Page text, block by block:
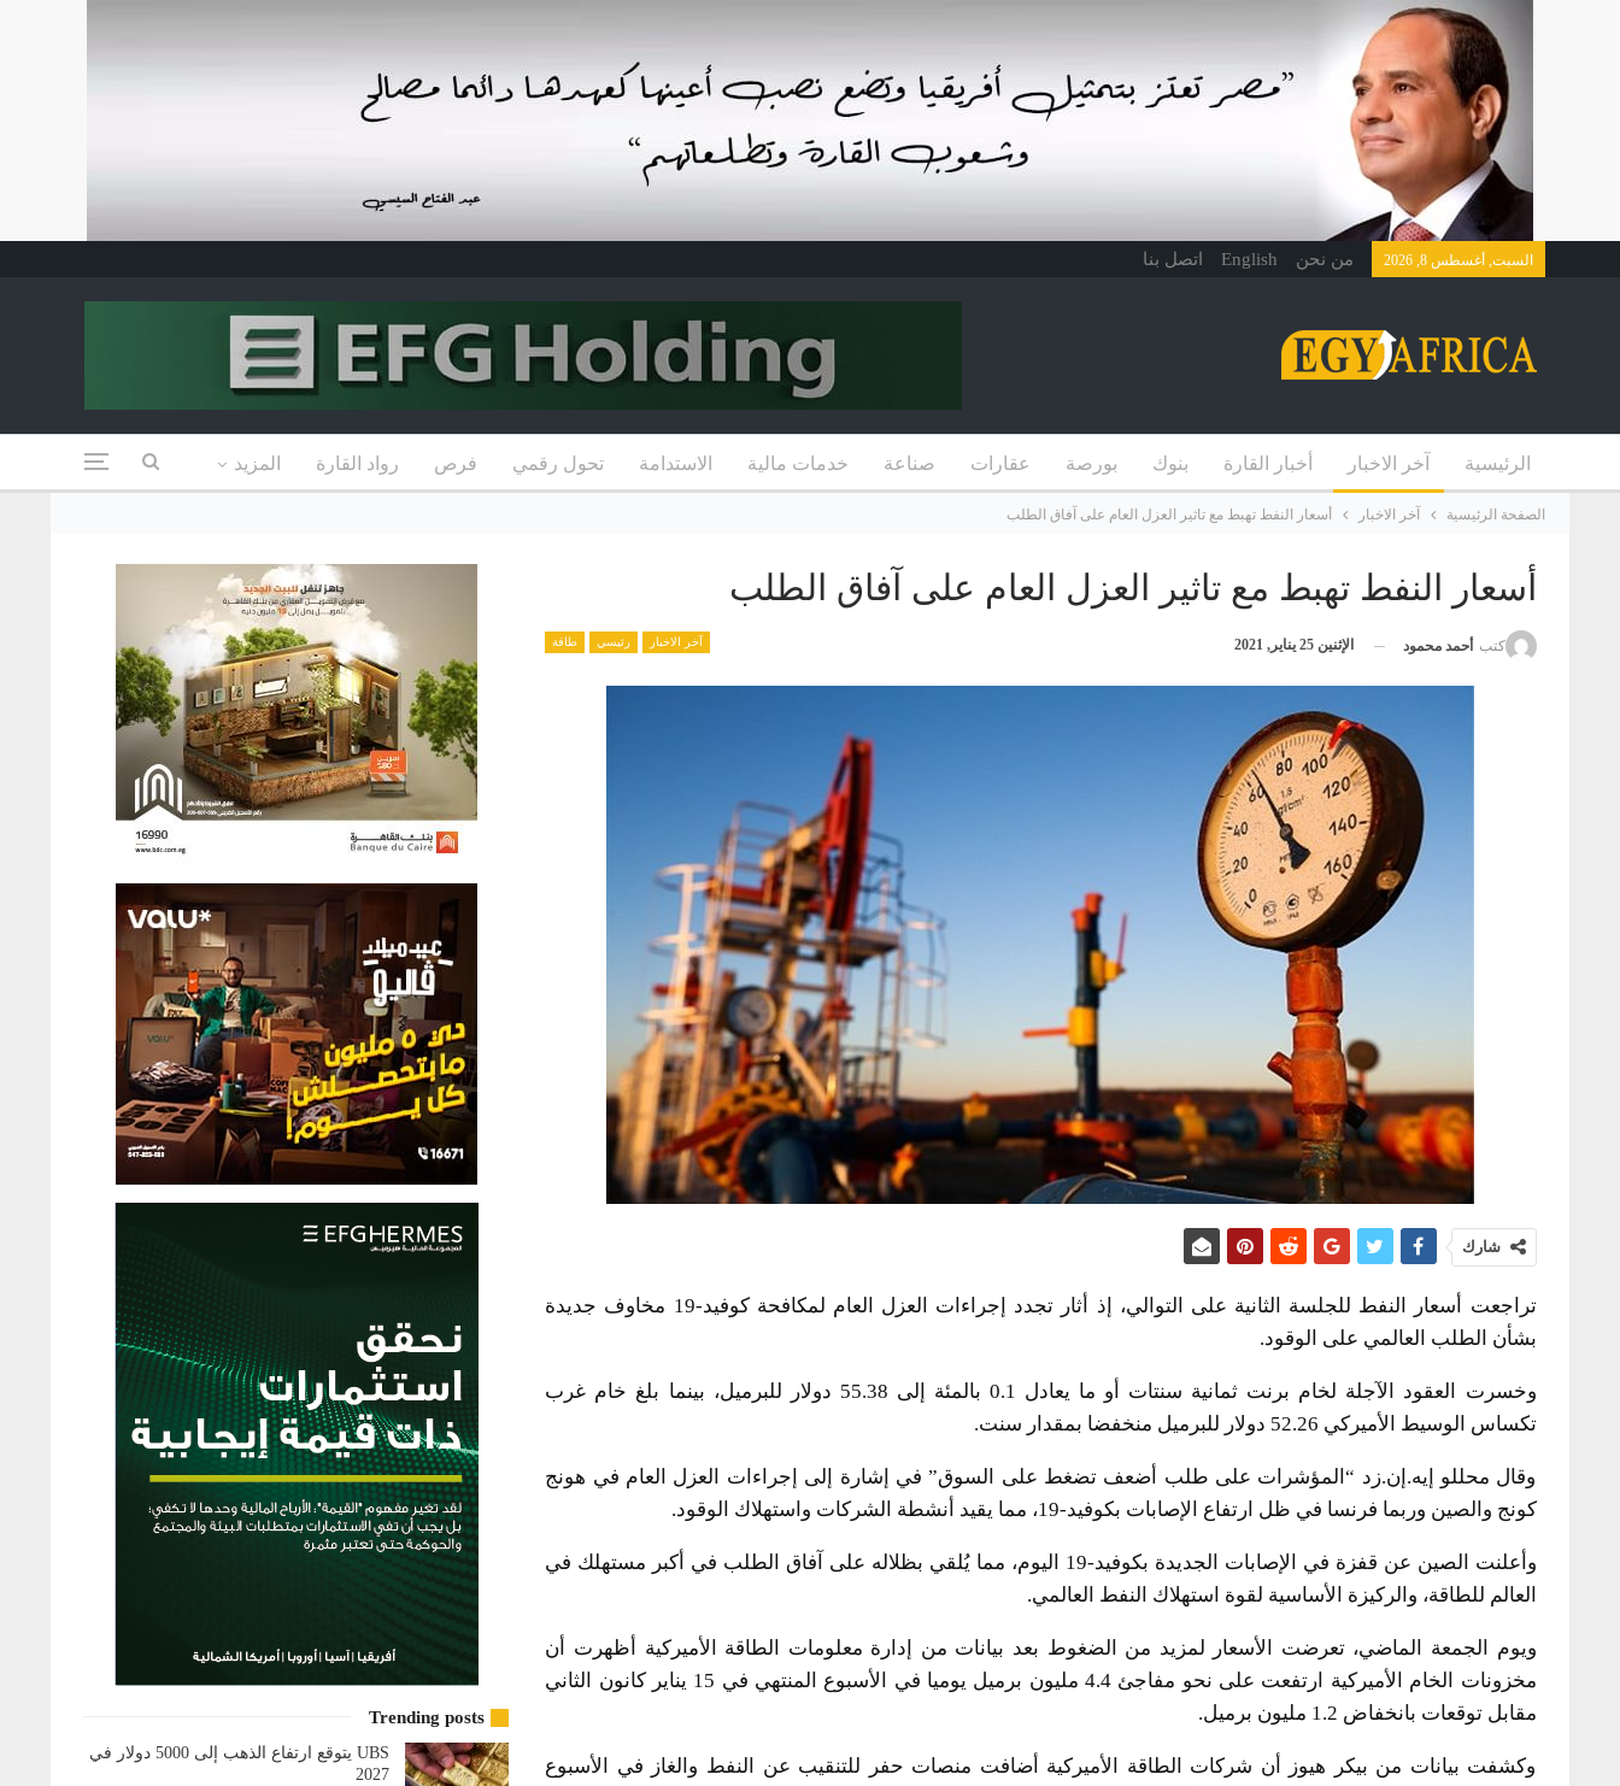
السبت, أغسطس 8, 2026 من نحن English اتصل بنا
الرئيسية آخر الاخبار أخبار القارة بنوك بورصة عقارات صناعة خدمات مالية الاستدامة تحول رقمي فرص رواد القارة المزيد
الصفحة الرئيسية آخر الاخبار أسعار النفط تهبط مع تاثير العزل العام على آفاق الطلب
أسعار النفط تهبط مع تاثير العزل العام على آفاق الطلب
آخر الاخبار رئيسي طاقة كتب أحمد محمود الإثنين 25 يناير, 2021
شارك
تراجعت أسعار النفط للجلسة الثانية على التوالي، إذ أثار تجدد إجراءات العزل العام لمكافحة كوفيد-19 مخاوف جديدة
بشأن الطلب العالمي على الوقود.
وخسرت العقود الآجلة لخام برنت ثمانية سنتات أو ما يعادل 0.1 بالمئة إلى 55.38 دولار للبرميل، بينما بلغ خام غرب
تكساس الوسيط الأميركي 52.26 دولار للبرميل منخفضا بمقدار سنت.
وقال محللو إيه.إن.زد “المؤشرات على طلب أضعف تضغط على السوق” في إشارة إلى إجراءات العزل العام في هونج
كونج والصين وربما فرنسا في ظل ارتفاع الإصابات بكوفيد-19، مما يقيد أنشطة الشركات واستهلاك الوقود.
وأعلنت الصين عن قفزة في الإصابات الجديدة بكوفيد-19 اليوم، مما يُلقي بظلاله على آفاق الطلب في أكبر مستهلك في
العالم للطاقة، والركيزة الأساسية لقوة استهلاك النفط العالمي.
ويوم الجمعة الماضي، تعرضت الأسعار لمزيد من الضغوط بعد بيانات من إدارة معلومات الطاقة الأميركية أظهرت أن
مخزونات الخام الأميركية ارتفعت على نحو مفاجئ 4.4 مليون برميل يوميا في الأسبوع المنتهي في 15 يناير كانون الثاني
مقابل توقعات بانخفاض 1.2 مليون برميل.
وكشفت بيانات من بيكر هيوز أن شركات الطاقة الأميركية أضافت منصات حفر للتنقيب عن النفط والغاز في الأسبوع
Trending posts
UBS يتوقع ارتفاع الذهب إلى 5000 دولار في
2027